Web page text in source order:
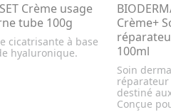
Crème usage
tube 100g
cicatrisante à base
hyaluronique.
Crème+
100ml
Soin
destiné
Conçue